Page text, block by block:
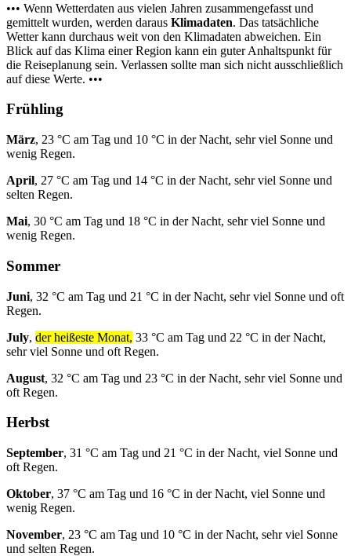
••• Wenn Wetterdaten aus vielen Jahren zusammengefasst und
gemittelt wurden, werden daraus Klimadaten. Das tatsächliche
Wetter kann durchaus weit von den Klimadaten abweichen. Ein
Blick auf das Klima einer Region kann ein guter Anhaltspunkt für
die Reiseplanung sein. Verlassen sollte man sich nicht ausschließlich
auf diese Werte. •••
Frühling
März, 23 °C am Tag und 10 °C in der Nacht, sehr viel Sonne und
wenig Regen.
April, 27 °C am Tag und 14 °C in der Nacht, sehr viel Sonne und
selten Regen.
Mai, 30 °C am Tag und 18 °C in der Nacht, sehr viel Sonne und
wenig Regen.
Sommer
Juni, 32 °C am Tag und 21 °C in der Nacht, sehr viel Sonne und oft
Regen.
July, der heißeste Monat, 33 °C am Tag und 22 °C in der Nacht,
sehr viel Sonne und oft Regen.
August, 32 °C am Tag und 23 °C in der Nacht, sehr viel Sonne und
oft Regen.
Herbst
September, 31 °C am Tag und 21 °C in der Nacht, viel Sonne und
oft Regen.
Oktober, 37 °C am Tag und 16 °C in der Nacht, viel Sonne und
wenig Regen.
November, 23 °C am Tag und 10 °C in der Nacht, sehr viel Sonne
und selten Regen.